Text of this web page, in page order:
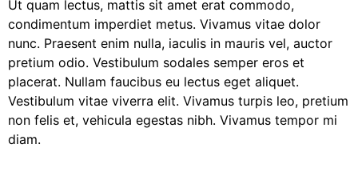
Ut quam lectus, mattis sit amet erat commodo,
condimentum imperdiet metus. Vivamus vitae dolor
nunc. Praesent enim nulla, iaculis in mauris vel, auctor
pretium odio. Vestibulum sodales semper eros et
placerat. Nullam faucibus eu lectus eget aliquet.
Vestibulum vitae viverra elit. Vivamus turpis leo, pretium
non felis et, vehicula egestas nibh. Vivamus tempor mi
diam.